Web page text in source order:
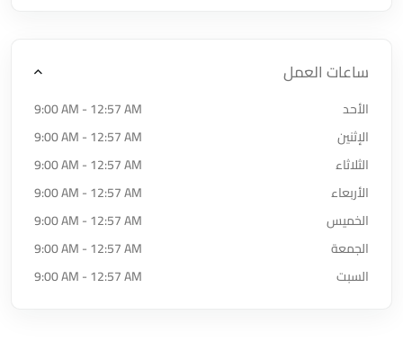
ساعات العمل
الأحد
9:00 AM - 12:57 AM
الإثنين
9:00 AM - 12:57 AM
الثلاثاء
9:00 AM - 12:57 AM
الأربعاء
9:00 AM - 12:57 AM
الخميس
9:00 AM - 12:57 AM
الجمعة
9:00 AM - 12:57 AM
السبت
9:00 AM - 12:57 AM